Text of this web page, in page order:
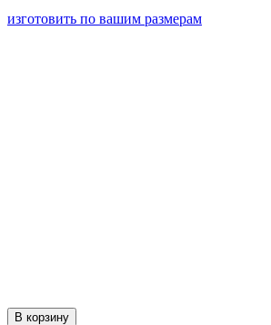
изготовить по вашим размерам
В корзину